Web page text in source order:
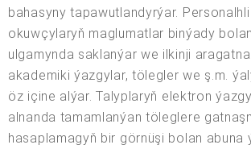
bahasyny tapawutlandyrýar.
okuwçylaryň maglumatlar binýady
ulgamynda saklanýar we ilkinji
akademiki ýazgylar, tölegler we ş.m.
öz içine alýar. Talyplaryň elektron
alnanda tamamlanýan töleglere
hasaplamagyň bir görnüşi bolan abuna